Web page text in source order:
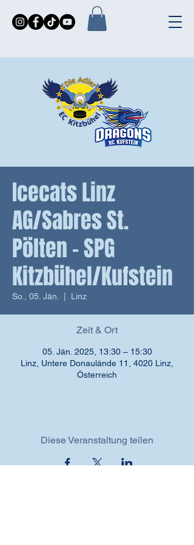
Icecats Linz
AG/Sabres St.
Pölten - SPG
Kitzbühel/Kufstein
So., 05. Jän. Linz
Zeit & Ort
05. Jän. 2025, 13:30 – 15:30
Linz, Untere Donaulände 11, 4020 Linz,
Österreich
Diese Veranstaltung teilen